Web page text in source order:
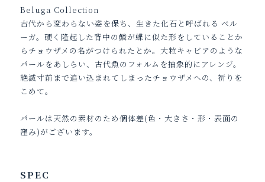
Beluga Collection
古代から変わらない姿を保ち、生きた化石と呼ばれる ベル
ーガ。硬く隆起した背中の鱗が蝶に似た形をしていることか
らチョウザメの名がつけられたとか。大粒キャビアのような
パールをあしらい、古代魚のフォルムを抽象的にアレンジ。
絶滅寸前まで追い込まれてしまったチョウザメへの、祈りを
こめて。
パールは天然の素材のため個体差(色・大きさ・形・表面の
窪み)がございます。
SPEC